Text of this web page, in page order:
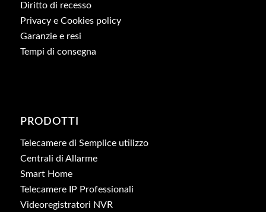
Diritto di recesso
Privacy e Cookies policy
Garanzie e resi
Tempi di consegna
PRODOTTI
Telecamere di Semplice utilizzo
Centrali di Allarme
Smart Home
Telecamere IP Professionali
Videoregistratori NVR